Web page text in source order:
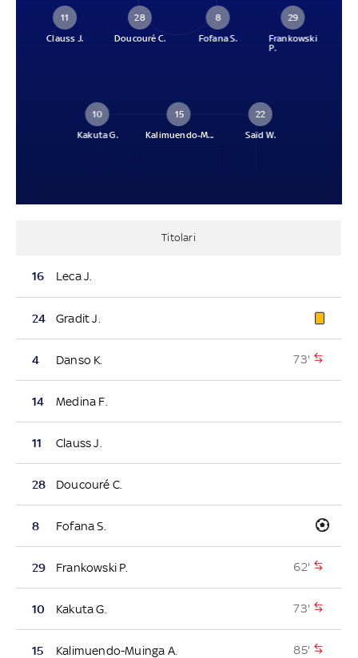
11
Clauss J.
28
Doucouré C.
8
Fofana S.
29
Frankowski
P.
10
Kakuta G.
15
Kalimuendo-M...
22
Saïd W.
Titolari
16 Leca J.
24 Gradit J.
4 Danso K. 73'
14 Medina F.
11 Clauss J.
28 Doucouré C.
8 Fofana S.
29 Frankowski P. 62'
10 Kakuta G. 73'
15 Kalimuendo-Muinga A. 85'